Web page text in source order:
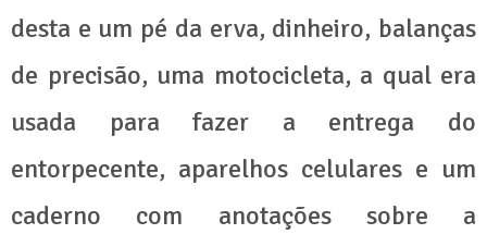
desta e um pé da erva, dinheiro, balanças
de precisão, uma motocicleta, a qual era
usada para fazer a entrega do
entorpecente, aparelhos celulares e um
caderno com anotações sobre a